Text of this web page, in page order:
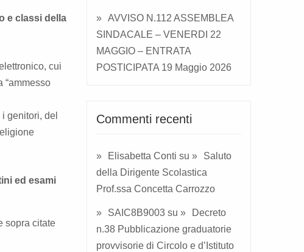
e classi della
cui
“ammesso
genitori, del
ed esami
sopra citate
AVVISO N.112 ASSEMBLEA
SINDACALE – VENERDI 22
MAGGIO – ENTRATA
POSTICIPATA 19 Maggio 2026
Commenti recenti
Elisabetta Conti su
Saluto
della Dirigente Scolastica
Prof.ssa Concetta Carrozzo
SAIC8B9003 su
Decreto
n.38 Pubblicazione graduatorie
provvisorie di Circolo e d’Istituto